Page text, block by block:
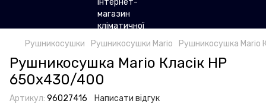
Рушникосушки Рушникосушки Mario Рушникосушка Mario
Рушникосушка Mario Класік НР
650х430/400
Артикул: 96027416 Написати відгук